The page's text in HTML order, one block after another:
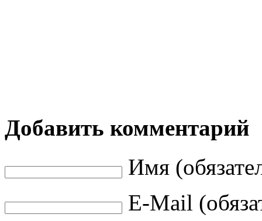
Добавить комментарий
Имя
E-Mail